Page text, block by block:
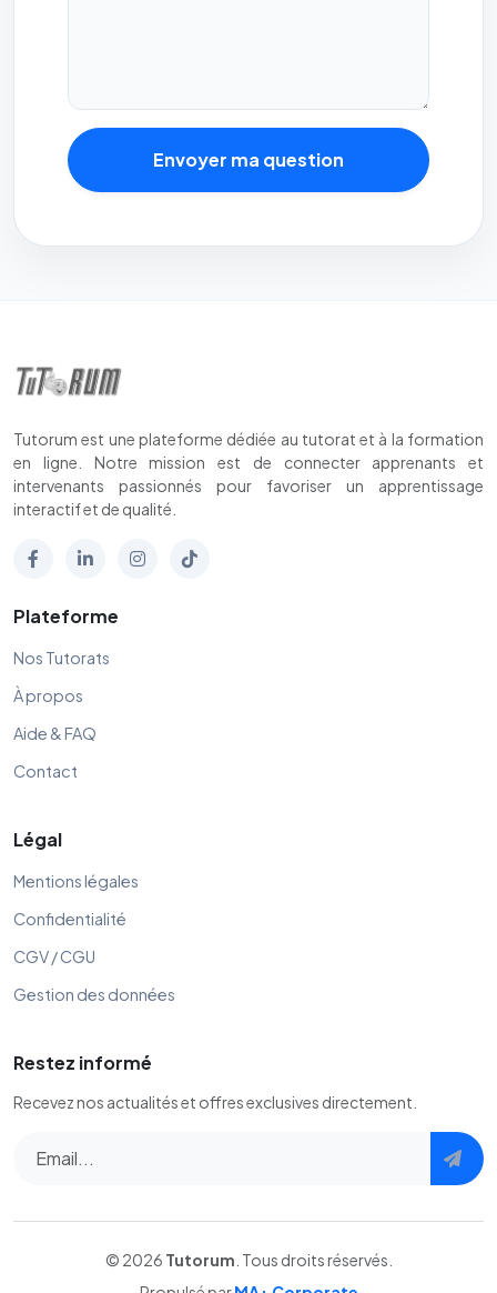
Envoyer ma question
Tutorum est une plateforme dédiée au tutorat et à la formation
en ligne. Notre mission est de connecter apprenants et
intervenants passionnés pour favoriser un apprentissage
interactif et de qualité.
Plateforme
Nos Tutorats
À propos
Aide & FAQ
Contact
Légal
Mentions légales
Confidentialité
CGV / CGU
Gestion des données
Restez informé
Recevez nos actualités et offres exclusives directement.
© 2026 Tutorum . Tous droits réservés.